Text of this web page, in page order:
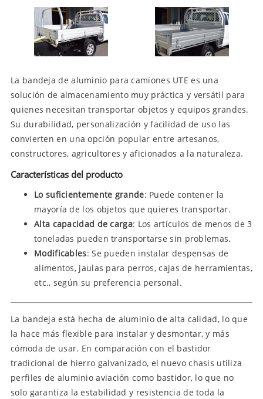
La bandeja de aluminio para camiones UTE es una
solución de almacenamiento muy práctica y versátil para
quienes necesitan transportar objetos y equipos grandes.
Su durabilidad, personalización y facilidad de uso las
convierten en una opción popular entre artesanos,
constructores, agricultores y aficionados a la naturaleza.
Características del producto
Lo suficientemente grande: Puede contener la
mayoría de los objetos que quieres transportar.
Alta capacidad de carga: Los artículos de menos de 3
toneladas pueden transportarse sin problemas.
Modificables: Se pueden instalar despensas de
alimentos, jaulas para perros, cajas de herramientas,
etc., según su preferencia personal.
La bandeja está hecha de aluminio de alta calidad, lo que
la hace más flexible para instalar y desmontar, y más
cómoda de usar. En comparación con el bastidor
tradicional de hierro galvanizado, el nuevo chasis utiliza
perfiles de aluminio aviación como bastidor, lo que no
solo garantiza la estabilidad y resistencia de toda la